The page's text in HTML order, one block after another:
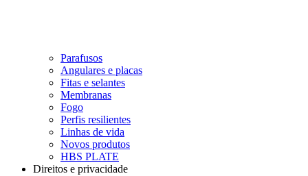
Parafusos
Angulares e placas
Fitas e selantes
Membranas
Fogo
Perfis resilientes
Linhas de vida
Novos produtos
HBS PLATE
Direitos e privacidade